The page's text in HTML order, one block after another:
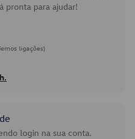
pronta para ajudar!
ligações)
login na sua conta.